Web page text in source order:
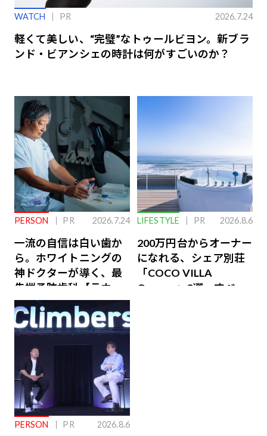
WATCH PR 2026.7.24
軽くて美しい、“完璧”なトゥールビヨン。新ブラ
ンド・ビアンシェの時計は何がすごいのか？
PERSON PR 2026.7.24
一流の自信は白い歯か
ら。ホワイトニングの
神ドクターが導く、最
先端予防歯科【ラウン
ジ会員特典あり】
LIFESTYLE PR 2026.8.6
200万円台からオーナー
になれる、シェア別荘
「COCO VILLA
Owners」3選。すべて
PERSON PR 2026.8.6